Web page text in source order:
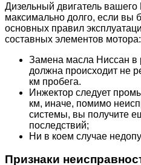
Дизельный двигатель
максимально долго, если вы
основных правил
составных элементов мотора:
Замена масла Ниссан в
должна происходит не
км пробега.
Инжектор следует
км, иначе, помимо
системы, вы получите
последствий;
Ни в коем случае
Признаки